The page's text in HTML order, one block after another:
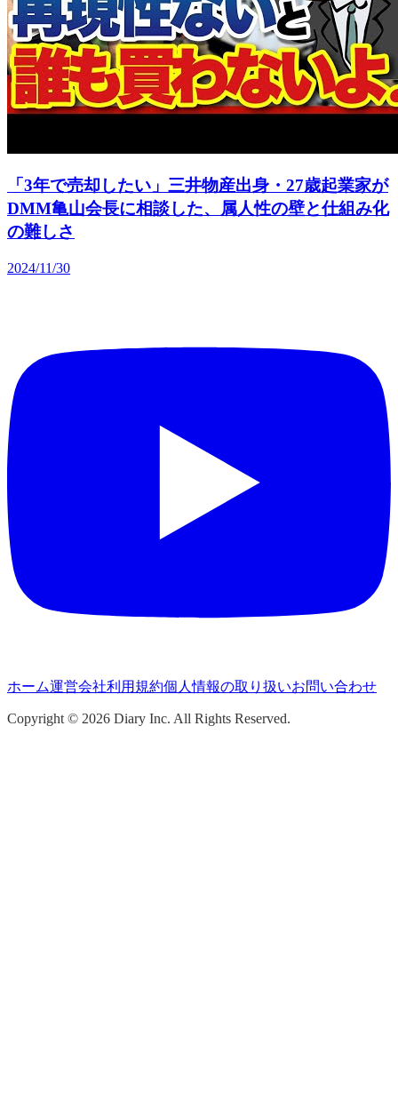
「3年で売却したい」三井物産出身・27歳起業家が
DMM亀山会長に相談した、属人性の壁と仕組み化
の難しさ
2024/11/30
ホーム運営会社利用規約個人情報の取り扱いお問い合わせ
Copyright © 2026 Diary Inc. All Rights Reserved.